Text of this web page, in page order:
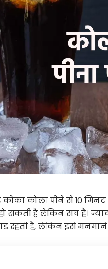
कोला पीने से 10
सकती है लेकिन सच है।
रहती है, लेकिन इसे